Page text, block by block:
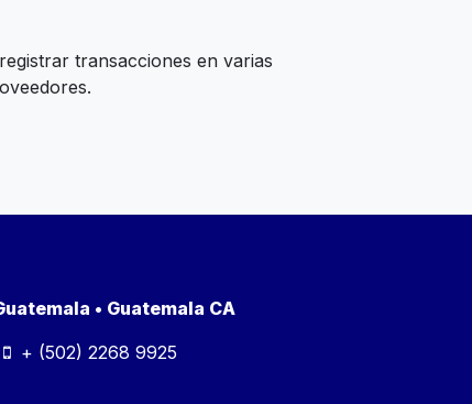
transacciones en varias
• Guatemala CA
+ (502) 2268 9925